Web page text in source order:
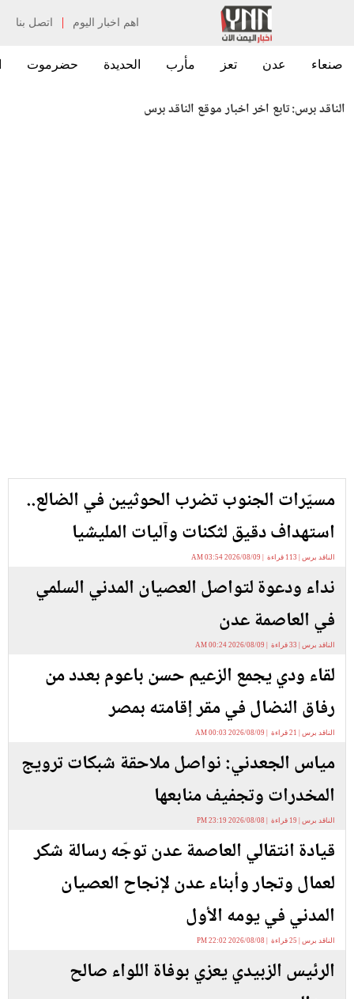
اهم اخبار اليوم | اتصل بنا
صنعاء عدن تعز مأرب الحديدة حضرموت
الناقد برس:تابع اخر اخبار موقع الناقد برس
مسيّرات الجنوب تضرب الحوثيين في الضالع..
استهداف دقيق لثكنات وآليات المليشيا
الناقد برس | 113 قراءة | 2026/08/09 03:54 AM
نداء ودعوة لتواصل العصيان المدني السلمي
في العاصمة عدن
الناقد برس | 33 قراءة | 2026/08/09 00:24 AM
لقاء ودي يجمع الزعيم حسن باعوم بعدد من
رفاق النضال في مقر إقامته بمصر
الناقد برس | 21 قراءة | 2026/08/09 00:03 AM
مياس الجعدني: نواصل ملاحقة شبكات ترويج
المخدرات وتجفيف منابعها
الناقد برس | 19 قراءة | 2026/08/08 23:19 PM
قيادة انتقالي العاصمة عدن توجّه رسالة شكر
لعمال وتجار وأبناء عدن لإنجاح العصيان
المدني في يومه الأول
الناقد برس | 25 قراءة | 2026/08/08 22:02 PM
الرئيس الزبيدي يعزي بوفاة اللواء صالح